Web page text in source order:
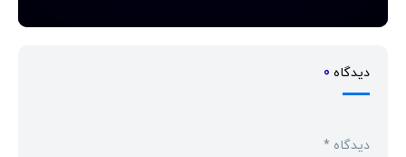
دیدگاه 0
دیدگاه *